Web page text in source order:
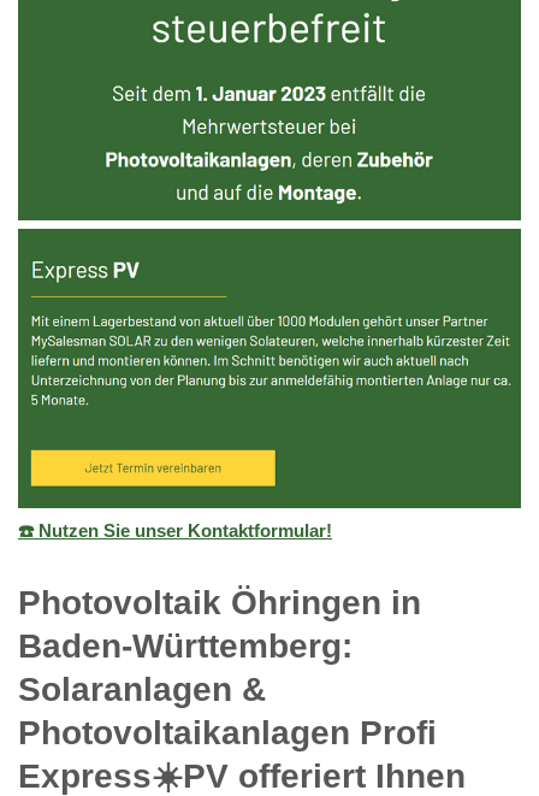
☎️ Nutzen Sie unser Kontaktformular!
Photovoltaik Öhringen in
Baden-Württemberg:
Solaranlagen &
Photovoltaikanlagen Profi
Express☀️PV️ offeriert Ihnen